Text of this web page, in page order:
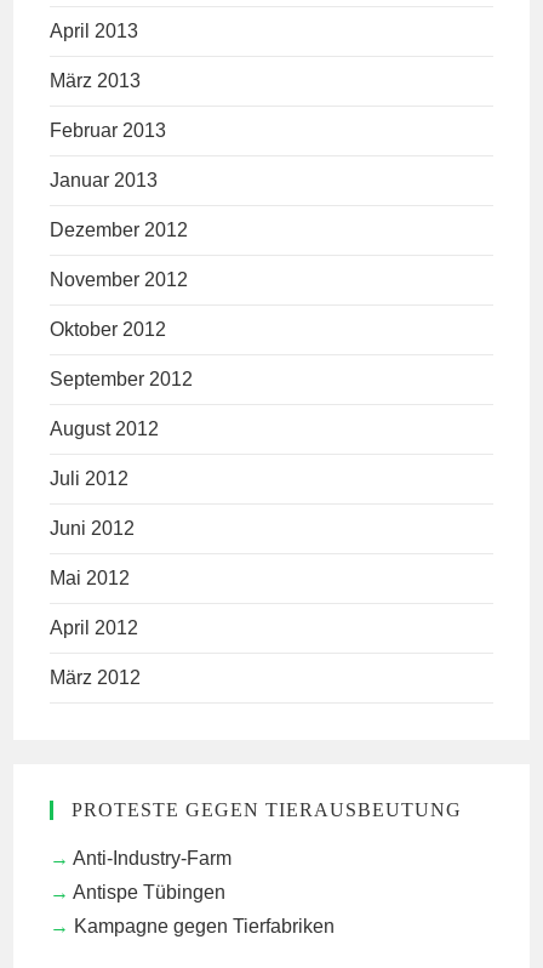
April 2013
März 2013
Februar 2013
Januar 2013
Dezember 2012
November 2012
Oktober 2012
September 2012
August 2012
Juli 2012
Juni 2012
Mai 2012
April 2012
März 2012
PROTESTE GEGEN TIERAUSBEUTUNG
Anti-Industry-Farm
Antispe Tübingen
Kampagne gegen Tierfabriken